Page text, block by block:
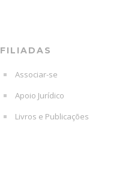
FILIADAS
Associar-se
Apoio Jurídico
Livros e Publicações